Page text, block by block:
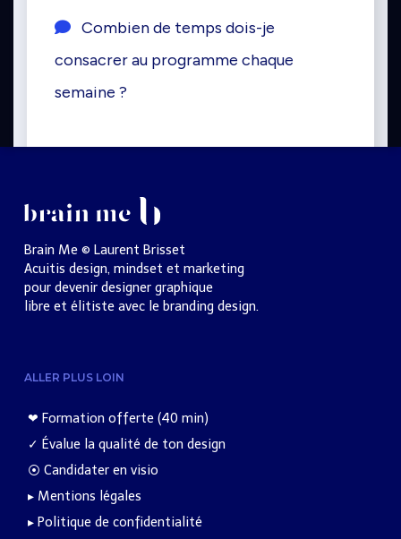
Brain Me © Laurent Brisset
Acuitis design, mindset et marketing
pour devenir designer graphique
libre et élitiste avec le branding design.
ALLER PLUS LOIN
❤︎ Formation offerte (40 min)
✓ Évalue la qualité de ton design
⦿ Candidater en visio
▸ Mentions légales
▸ Politique de confidentialité